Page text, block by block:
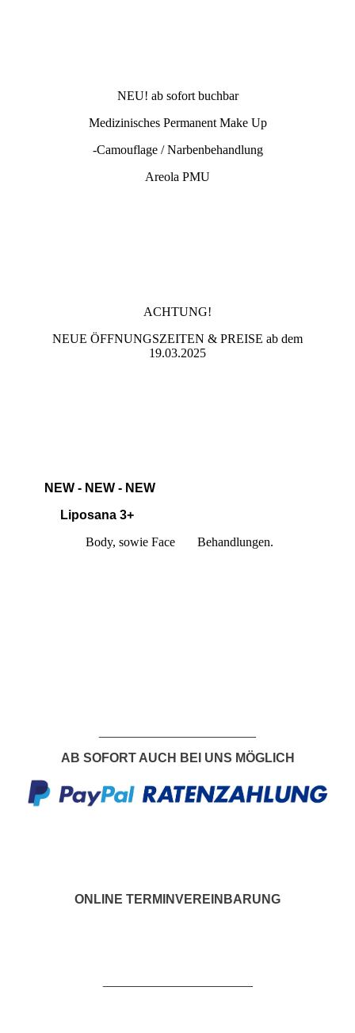
NEU! ab sofort buchbar
Medizinisches Permanent Make Up
-Camouflage / Narbenbehandlung
Areola PMU
ACHTUNG!
NEUE ÖFFNUNGSZEITEN & PREISE ab dem
19.03.2025
NEW - NEW - NEW
Liposana 3+
Body, sowie Face Behandlungen.
AB SOFORT AUCH BEI UNS MÖGLICH
ONLINE TERMINVEREINBARUNG